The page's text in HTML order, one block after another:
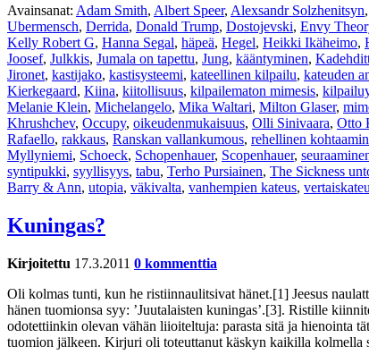
Avainsanat: Adam Smith, Albert Speer, Alexsandr Solzhenitsyn,
Ubermensch, Derrida, Donald Trump, Dostojevski, Envy
Kelly Robert G, Hanna Segal, häpeä, Hegel, Heikki Ikäheimo,
Joosef, Julkkis, Jumala on tapettu, Jung, kääntyminen,
Jironet, kastijako, kastisysteemi, kateellinen kilpailu, kateuden
Kierkegaard, Kiina, kiitollisuus, kilpailematon mimesis,
Melanie Klein, Michelangelo, Mika Waltari, Milton Glaser,
Khrushchev, Occupy, oikeudenmukaisuus, Olli Sinivaara, Otto
Rafaello, rakkaus, Ranskan vallankumous, rehellinen
Myllyniemi, Schoeck, Schopenhauer, Scopenhauer,
syntipukki, syyllisyys, tabu, Terho Pursiainen, The Sickness
Barry & Ann, utopia, väkivalta, vanhempien kateus,
Kuningas?
Kirjoitettu 17.3.2011 0 kommenttia
Oli kolmas tunti, kun he ristiinnaulitsivat hänet.[1] Jeesus
hänen tuomionsa syy: ’Juutalaisten kuningas’.[3]. Ristille
odotettiinkin olevan vähän liioiteltuja: parasta sitä ja hienointa
tuomion jälkeen. Kirjuri oli toteuttanut käskyn kaikilla